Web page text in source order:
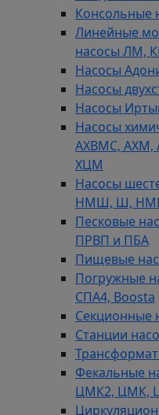
Консольные
Линейные
насосы ЛМ,
Насосы
Насосы
Насосы
Насосы
АХВМС, АХМ,
ХЦМ
Насосы
НМШ, Ш,
Песковые
ПРВП и ПБА
Пищевые
Погружные
СПА4, Boosta
Секционные
Станции
Фекальные
ЦМК2, ЦМК,